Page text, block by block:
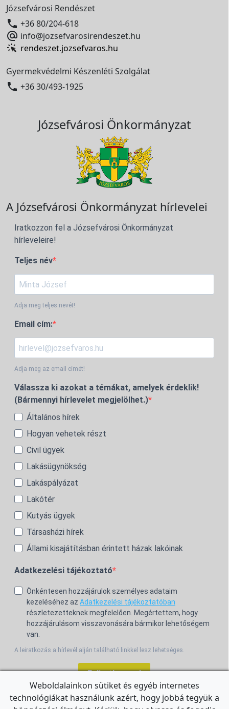
Józsefvárosi Rendészet
 +36 80/204-618
 info@jozsefvarosirendeszet.hu
rendeszet.jozsefvaros.hu
Gyermekvédelmi Készenléti Szolgálat
 +36 30/493-1925
Józsefvárosi Önkormányzat
A Józsefvárosi Önkormányzat hírlevelei
Iratkozzon fel a Józsefvárosi Önkormányzat
hírleveleire!
Teljes név
Adja meg teljes nevét!
Email cím:
Adja meg az email címét!
Válassza ki azokat a témákat, amelyek érdeklik!
(Bármennyi hírlevelet megjelölhet.)
Általános hírek
Hogyan vehetek részt
Civil ügyek
Lakásügynökség
Lakáspályázat
Lakótér
Kutyás ügyek
Társasházi hírek
Állami kisajátításban érintett házak lakóinak
Adatkezelési tájékoztató
Önkéntesen hozzájárulok személyes adataim
kezeléséhez az Adatkezelési tájékoztatóban
részletezetteknek megfelelően. Megértettem, hogy
hozzájárulásom visszavonására bármikor lehetőségem
van.
A leiratkozás a hírlevél alján található linkkel lesz lehetséges.
Feliratkozom!
Weboldalainkon sütiket és egyéb internetes
technológiákat használunk azért, hogy jobbá tegyük a